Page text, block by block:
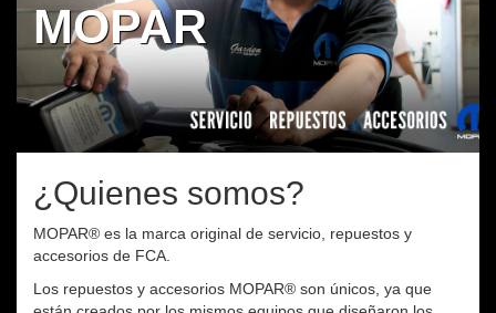
MOPAR
¿Quienes somos?
MOPAR® es la marca original de servicio, repuestos y
accesorios de FCA.
Los repuestos y accesorios MOPAR® son únicos, ya que